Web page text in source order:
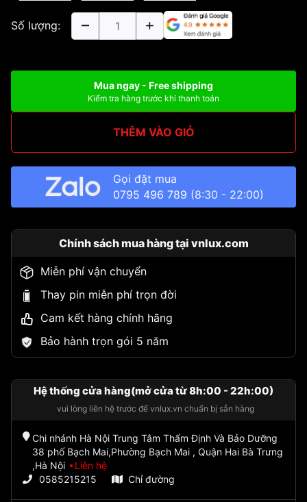
Số lượng:
Mua ngay - Free shipping
Kiểm tra hàng trước khi thanh toán
THÊM VÀO GIỎ
Gọi đặt mua
0795 496 789 (8:30 - 22:00)
Chính sách mua hàng tại vnlux.com
Miễn phí vận chuyển
Thay pin miễn phí trọn đời
Cam kết hàng chính hãng
Bảo hành trọn gói 5 năm
Hệ thống cửa hàng(mở cửa từ 8h:00 - 22h:00)
vui lòng liên hệ trước để vnlux.vn chuẩn bị sẵn hàng
Chi nhánh Hà Nội Trung Tâm Thẩm Định Và Bảo Dưỡng
38 phố Bạch Mai,Phường Bạch Mai , Quận Hai Bà Trưng
,Hà Nội
Liên hệ
0585215215
Chỉ đường